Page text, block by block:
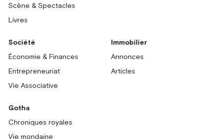
Scène & Spectacles
Livres
Société
Économie & Finances
Entrepreneuriat
Vie Associative
Immobilier
Annonces
Articles
Gotha
Chroniques royales
Vie mondaine